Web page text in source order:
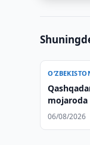
sudlandi
06/08/2026